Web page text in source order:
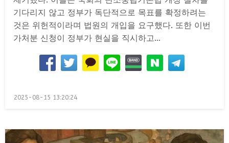
기다리지 않고 정부가 독단적으로 목표를 확정하려는
것은 위헌적이라며 법원의 개입을 요구했다. 또한 이번
가처분 신청이 정부가 현실을 직시하고…
Posted
2025-08-15 13:20:24